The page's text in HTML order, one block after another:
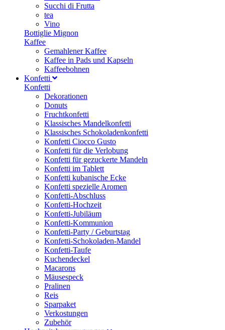
Succhi di Frutta
tea
Vino
Bottiglie Mignon
Kaffee
Gemahlener Kaffee
Kaffee in Pads und Kapseln
Kaffeebohnen
Konfetti
Konfetti
Dekorationen
Donuts
Fruchtkonfetti
Klassisches Mandelkonfetti
Klassisches Schokoladenkonfetti
Konfetti Ciocco Gusto
Konfetti für die Verlobung
Konfetti für gezuckerte Mandeln
Konfetti im Tablett
Konfetti kubanische Ecke
Konfetti spezielle Aromen
Konfetti-Abschluss
Konfetti-Hochzeit
Konfetti-Jubiläum
Konfetti-Kommunion
Konfetti-Party / Geburtstag
Konfetti-Schokoladen-Mandel
Konfetti-Taufe
Kuchendeckel
Macarons
Mäusespeck
Pralinen
Reis
Sparpaket
Verkostungen
Zubehör